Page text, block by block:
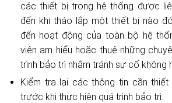
các thiết bị trong hệ thống được
đến khi tháo lắp một thiết bị nào
đến hoạt động của toàn bộ hệ
viên am hiểu hoặc thuê những
trình bảo trì nhằm tránh sự cố không
Kiểm tra lại các thông tin cần
trước khi thực hiện quá trình bảo trì.